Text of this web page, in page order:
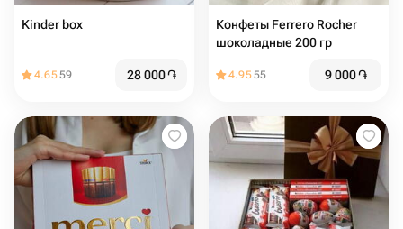
Kinder box
4.6559 28 000֏
Конфеты Ferrero Rocher
шоколадные 200 гр
4.9555 9 000֏